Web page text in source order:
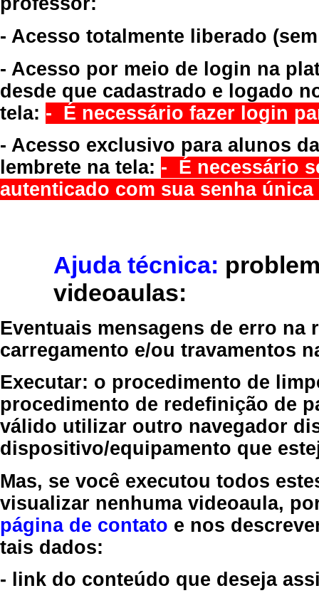
- Acesso totalmente liberado
- Acesso por meio de login na
desde que cadastrado e logado
tela: - É necessário fazer login
- Acesso exclusivo para alunos
lembrete na tela: - É necessário
autenticado com sua senha
Ajuda técnica:
videoaulas:
Eventuais mensagens de erro
carregamento e/ou travamentos
Executar: o procedimento de
procedimento de redefinição de
válido utilizar outro navegador
dispositivo/equipamento que
Mas, se você executou todos
visualizar nenhuma videoaula,
página de contato e nos
tais dados:
- link do conteúdo que deseja